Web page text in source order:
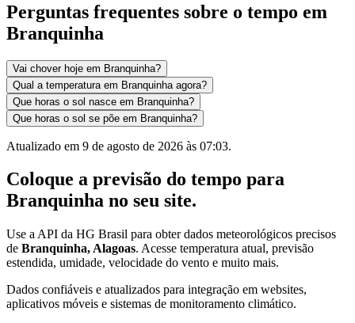
Perguntas frequentes sobre o tempo em
Branquinha
Vai chover hoje em Branquinha?
Qual a temperatura em Branquinha agora?
Que horas o sol nasce em Branquinha?
Que horas o sol se põe em Branquinha?
Atualizado em 9 de agosto de 2026 às 07:03.
Coloque a previsão do tempo para
Branquinha no seu site.
Use a API da HG Brasil para obter dados meteorológicos precisos
de Branquinha, Alagoas. Acesse temperatura atual, previsão
estendida, umidade, velocidade do vento e muito mais.
Dados confiáveis e atualizados para integração em websites,
aplicativos móveis e sistemas de monitoramento climático.